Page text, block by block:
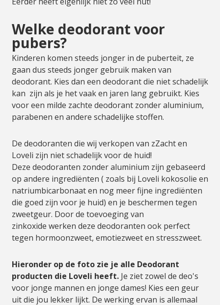
Welke deodorant voor
pubers?
Kinderen komen steeds jonger in de puberteit, ze
gaan dus steeds jonger gebruik maken van
deodorant. Kies dan een deodorant die niet schadelijk
kan zijn als je het vaak en jaren lang gebruikt. Kies
voor een milde zachte deodorant zonder aluminium,
parabenen en andere schadelijke stoffen.
De deodoranten die wij verkopen van zZacht en
Loveli zijn niet schadelijk voor de huid!
Deze deodoranten zonder aluminium zijn gebaseerd
op andere ingrediënten ( zoals bij Loveli kokosolie en
natriumbicarbonaat en nog meer fijne ingrediënten
die goed zijn voor je huid) en je beschermen tegen
zweetgeur. Door de toevoeging van
zinkoxide werken deze deodoranten ook perfect
tegen hormoonzweet, emotiezweet en stresszweet.
Hieronder op de foto zie je alle Deodorant
producten die Loveli heeft. Je ziet zowel de deo's
voor jonge mannen en jonge dames! Kies een geur
uit die jou lekker lijkt. De werking ervan is allemaal